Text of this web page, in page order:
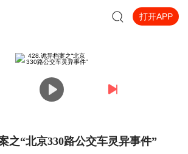
打开APP
之“北京330路公交车灵异事件”